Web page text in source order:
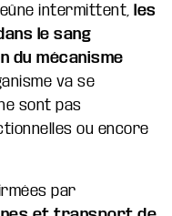
intermittent, les
le sang
du mécanisme
va se
sont pas
ou encore
par